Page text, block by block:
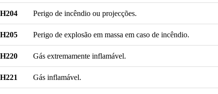
H204 Perigo de incêndio ou projecções.
H205 Perigo de explosão em massa em caso de incêndio.
H220 Gás extremamente inflamável.
H221 Gás inflamável.